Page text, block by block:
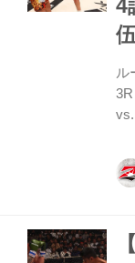
に
は
フ
フ
4
伍
ル
を